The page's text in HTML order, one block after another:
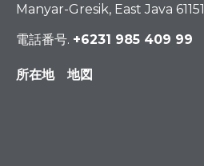
Manyar-Gresik, East Java 61151
電話番号. +6231 985 409 99
所在地 地図